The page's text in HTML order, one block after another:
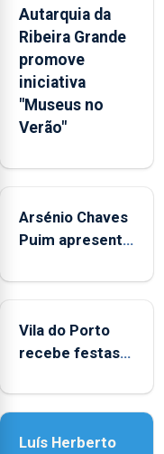
anunciou
o
Governo
Regional.
Autarquia da
Ribeira Grande
promove
iniciativa
"Museus no
Verão"
Arsénio Chaves
Puim apresenta
Biblioteca de
Vila do Porto
recebe festas
Nossa Senhora
Luís Herberto